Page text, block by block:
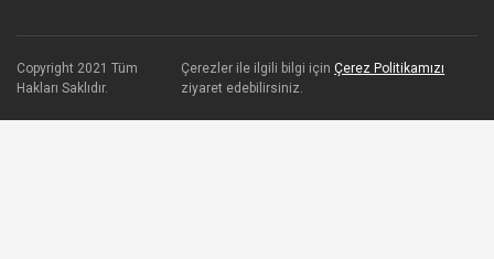
Copyright 2021 Tüm
Hakları Saklıdır.
Çerezler ile ilgili bilgi içinÇerez Politikamızı
ziyaret edebilirsiniz.